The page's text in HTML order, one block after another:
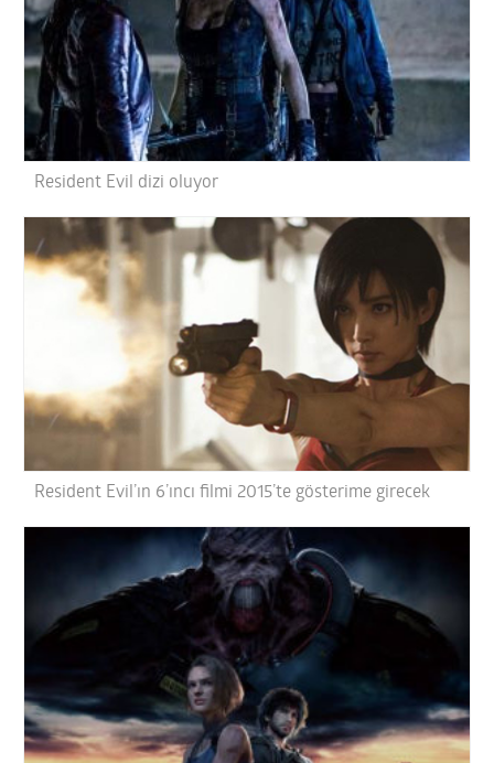
Resident Evil dizi oluyor
Resident Evil’ın 6’ıncı filmi 2015’te gösterime girecek